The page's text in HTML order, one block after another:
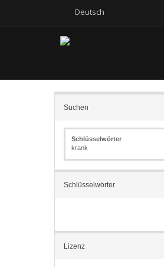
Deutsch
Suchen
Schlüsselwörter
krank
Schlüsselwörter
Lizenz